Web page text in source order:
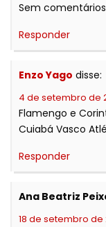
Sem comentários
Responder
Enzo Yago disse:
4 de setembro de
Flamengo e
Cuiabá Vasco
Responder
Ana Beatriz
18 de setembro de